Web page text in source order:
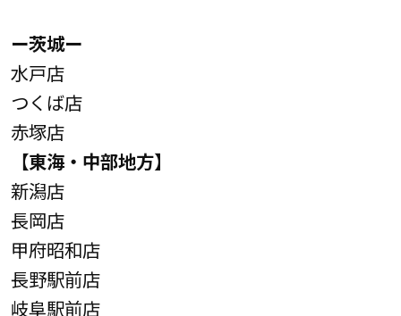
ー茨城ー
水戸店
つくば店
赤塚店
【東海・中部地方】
新潟店
長岡店
甲府昭和店
長野駅前店
岐阜駅前店